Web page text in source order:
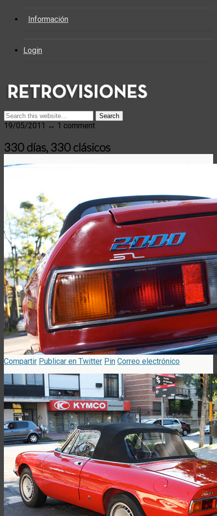
Información
Login
19/05/2011 ↔ 1 comment
330 días, 330 clásicos
Compartir Publicar en Twitter Pin Correo electrónico